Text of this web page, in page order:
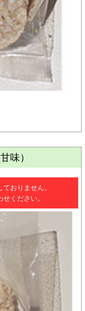
味）
おりません。
ください。